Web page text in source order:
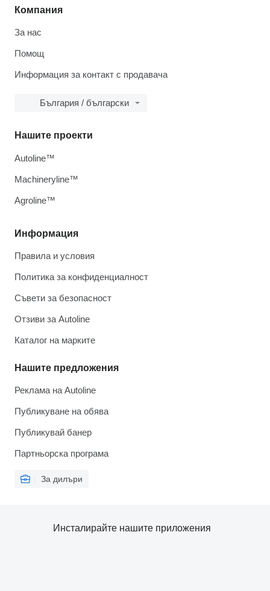
Компания
За нас
Помощ
Информация за контакт с продавача
България / български
Информация
Правила и условия
Политика за конфиденциалност
Съвети за безопасност
Отзиви за Autoline
Каталог на марките
Нашите предложения
Реклама на Autoline
Публикуване на обява
Публикувай банер
Партньорска програма
За дилъри
Нашите проекти
Autoline™
Machineryline™
Agroline™
Инсталирайте нашите приложения